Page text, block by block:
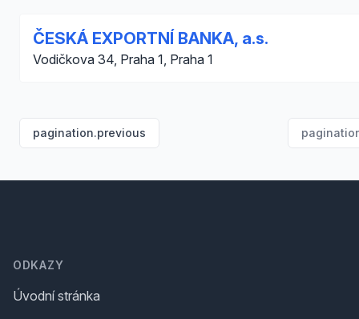
ČESKÁ EXPORTNÍ BANKA, a.s.
Vodičkova 34, Praha 1, Praha 1
pagination.previous
ODKAZY
Úvodní stránka